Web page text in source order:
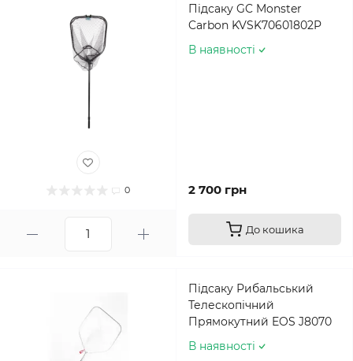
0
Підсаку GC Monster
Carbon KVSK70601802P
В наявності
2 700 грн
До кошика
Підсаку Рибальський
Телескопічний
Прямокутний EOS J8070
В наявності